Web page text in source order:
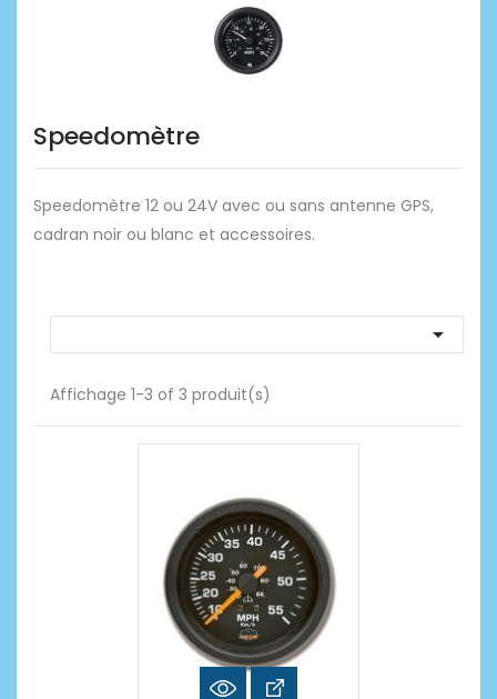
Speedomètre
Speedomètre 12 ou 24V avec ou sans antenne GPS,
cadran noir ou blanc et accessoires.

Affichage 1-3 of 3 produit(s)